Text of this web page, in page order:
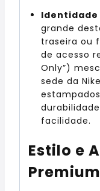
grande
traseira ou
de acesso
Only”)
sede da
facilidade.
Estilo e
Premium